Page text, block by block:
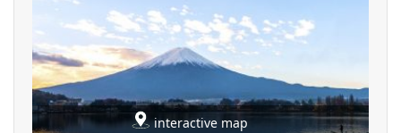
interactive map